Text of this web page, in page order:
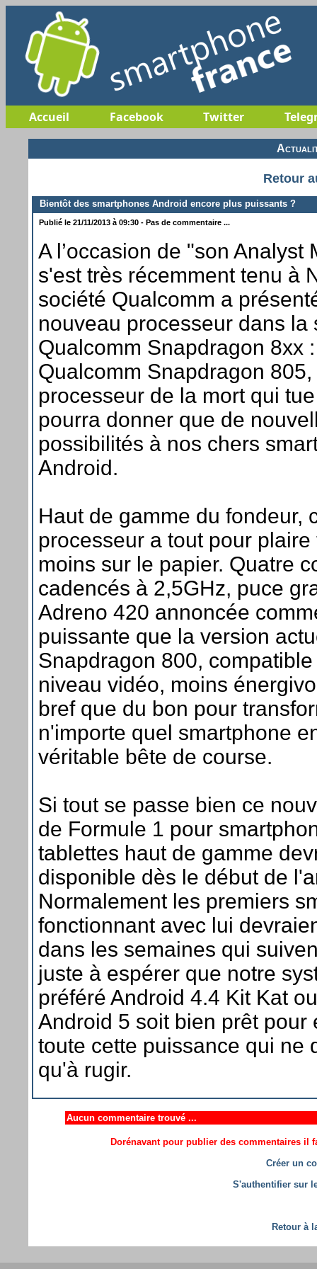
Accueil Facebook Twitter
Retour
Bientôt des smartphones Android encore plus puissants ?
Publié le 21/11/2013 à 09:30 - Pas de commentaire ...
A l’occasion de "son Analyst
s'est très récemment tenu à
société Qualcomm a
nouveau processeur dans la
Qualcomm Snapdragon 8xx
Qualcomm Snapdragon 805,
processeur de la mort qui
pourra donner que de
possibilités à nos chers
Android.
Haut de gamme du fondeur,
processeur a tout pour plaire
moins sur le papier. Quatre
cadencés à 2,5GHz, puce
Adreno 420 annoncée
puissante que la version
Snapdragon 800,
niveau vidéo, moins
bref que du bon pour
n'importe quel smartphone
véritable bête de course.
Si tout se passe bien ce
de Formule 1 pour
tablettes haut de gamme
disponible dès le début de
Normalement les premiers
fonctionnant avec lui
dans les semaines qui
juste à espérer que notre
préféré Android 4.4 Kit Kat
Android 5 soit bien prêt pour
toute cette puissance qui ne
qu'à rugir.
Aucun commentaire trouvé ...
Dorénavant pour publier des commentaires il
Créer un
S'authentifier sur
Retour à